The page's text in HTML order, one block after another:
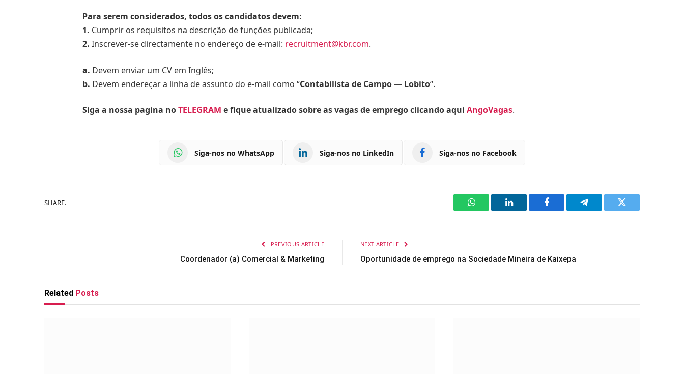
Para serem considerados, todos os candidatos devem:
1. Cumprir os requisitos na descrição de funções publicada;
2. Inscrever-se directamente no endereço de e-mail: recruitment@kbr.com.
a. Devem enviar um CV em Inglês;
b. Devem endereçar a linha de assunto do e-mail como “Contabilista de Campo — Lobito“.
Siga a nossa pagina noTELEGRAM e fique atualizado sobre as vagas de emprego clicando aqui AngoVagas.
Siga-nos no WhatsApp Siga-nos no LinkedIn Siga-nos no Facebook
SHARE.
WhatsAppLinkedIn Facebook Telegram Twitter
PREVIOUS ARTICLE
Coordenador (a) Comercial & Marketing
NEXT ARTICLE
Oportunidade de emprego na Sociedade Mineira de Kaixepa
Related Posts